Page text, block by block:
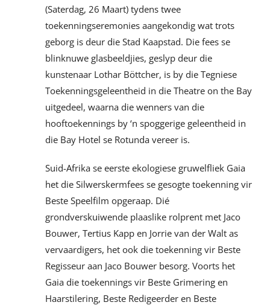
(Saterdag, 26 Maart) tydens twee
toekenningseremonies aangekondig wat trots
geborg is deur die Stad Kaapstad. Die fees se
blinknuwe glasbeeldjies, geslyp deur die
kunstenaar Lothar Böttcher, is by die Tegniese
Toekenningsgeleentheid in die Theatre on the Bay
uitgedeel, waarna die wenners van die
hooftoekennings by ‘n spoggerige geleentheid in
die Bay Hotel se Rotunda vereer is.
Suid-Afrika se eerste ekologiese gruwelfliek Gaia
het die Silwerskermfees se gesogte toekenning vir
Beste Speelfilm opgeraap. Dié
grondverskuiwende plaaslike rolprent met Jaco
Bouwer, Tertius Kapp en Jorrie van der Walt as
vervaardigers, het ook die toekenning vir Beste
Regisseur aan Jaco Bouwer besorg. Voorts het
Gaia die toekennings vir Beste Grimering en
Haarstilering, Beste Redigeerder en Beste